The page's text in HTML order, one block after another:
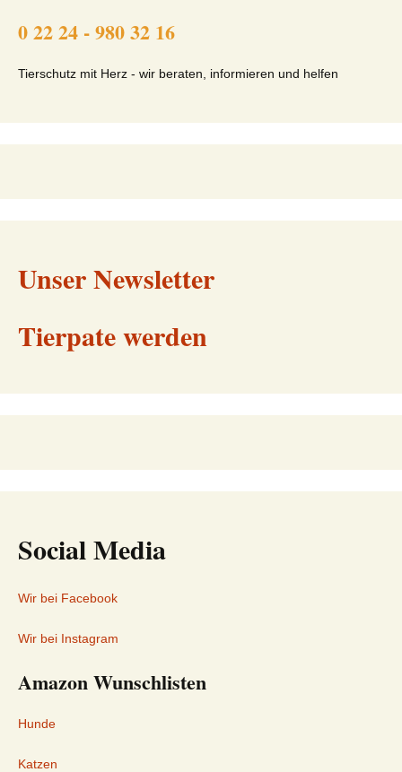
0 22 24 - 980 32 16
Tierschutz mit Herz - wir beraten, informieren und helfen
Unser Newsletter
Tierpate werden
Social Media
Wir bei Facebook
Wir bei Instagram
Amazon Wunschlisten
Hunde
Katzen